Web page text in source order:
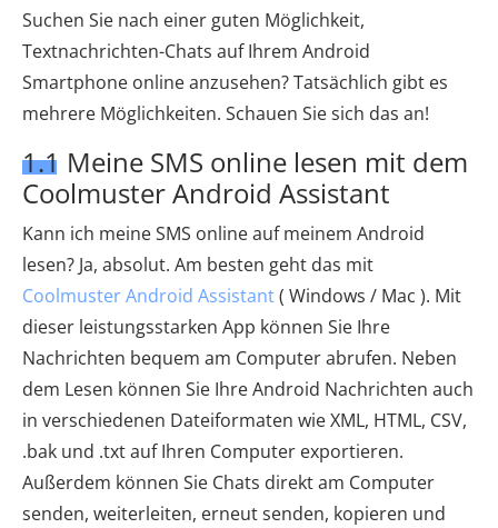
Suchen Sie nach einer guten Möglichkeit,
Textnachrichten-Chats auf Ihrem Android
Smartphone online anzusehen? Tatsächlich gibt es
mehrere Möglichkeiten. Schauen Sie sich das an!
1.1 Meine SMS online lesen mit dem
Coolmuster Android Assistant
Kann ich meine SMS online auf meinem Android
lesen? Ja, absolut. Am besten geht das mit
Coolmuster Android Assistant( Windows / Mac ). Mit
dieser leistungsstarken App können Sie Ihre
Nachrichten bequem am Computer abrufen. Neben
dem Lesen können Sie Ihre Android Nachrichten auch
in verschiedenen Dateiformaten wie XML, HTML, CSV,
.bak und .txt auf Ihren Computer exportieren.
Außerdem können Sie Chats direkt am Computer
senden, weiterleiten, erneut senden, kopieren und